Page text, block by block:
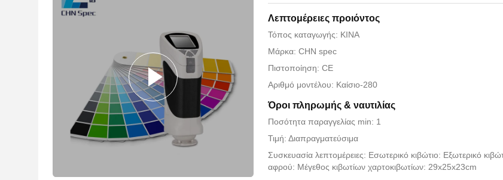
Λεπτομέρειες προιόντος
Τόπος καταγωγής: ΚΙΝΑ
Μάρκα: CHN spec
Πιστοποίηση: CE
Αριθμό μοντέλου: Καίσιο-280
Όροι πληρωμής & ναυτιλίας
Ποσότητα παραγγελίας min: 1
Τιμή: Διαπραγματεύσιμα
Συσκευασία λεπτομέρειες: Εσωτερικό κιβώτιο: Εξωτερικό
αφρού: Μέγεθος κιβωτίων χαρτοκιβωτίων: 29x25x23cm